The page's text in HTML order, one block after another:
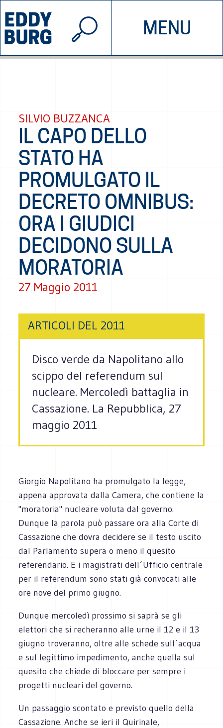
MENU
INIZIATIVE CHI SIAMO
© 2026 EDDYBURG
SILVIO BUZZANCA
IL CAPO DELLO
STATO HA
PROMULGATO IL
DECRETO OMNIBUS:
ORA I GIUDICI
DECIDONO SULLA
MORATORIA
27 Maggio 2011
ARTICOLI DEL 2011
Disco verde da Napolitano allo
scippo del referendum sul
nucleare. Mercoledì battaglia in
Cassazione. La Repubblica, 27
maggio 2011
Giorgio Napolitano ha promulgato la legge,
appena approvata dalla Camera, che contiene la
"moratoria" nucleare voluta dal governo.
Dunque la parola può passare ora alla Corte di
Cassazione che dovra decidere se il testo uscito
dal Parlamento supera o meno il quesito
referendario. E i magistrati dell´Ufficio centrale
per il referendum sono stati già convocati alle
ore nove del primo giugno.
Dunque mercoledì prossimo si saprà se gli
elettori che si recheranno alle urne il 12 e il 13
giugno troveranno, oltre alle schede sull´acqua
e sul legittimo impedimento, anche quella sul
quesito che chiede di bloccare per sempre i
progetti nucleari del governo.
Un passaggio scontato e previsto quello della
Cassazione. Anche se ieri il Quirinale,